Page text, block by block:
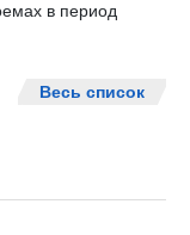
в период
Весь список